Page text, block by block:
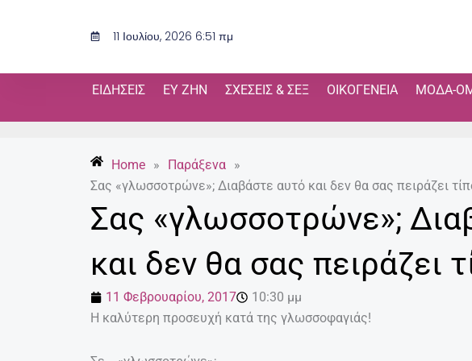
11 Ιουλίου, 2026 6:51 πμ
ΕΙΔΉΣΕΙΣ ΕΥ ΖΗΝ ΣΧΈΣΕΙΣ & ΣΕΞ ΟΙΚΟΓΈΝΕΙΑ ΜΌΔΑ-
Home » Παράξενα »
Σας «γλωσσοτρώνε»; Διαβάστε αυτό και δεν θα σας πειράζει
Σας «γλωσσοτρώνε»;
και δεν θα σας πειράζει
11 Φεβρουαρίου, 2017
10:30 μμ
Η καλύτερη προσευχή κατά της γλωσσοφαγιάς!